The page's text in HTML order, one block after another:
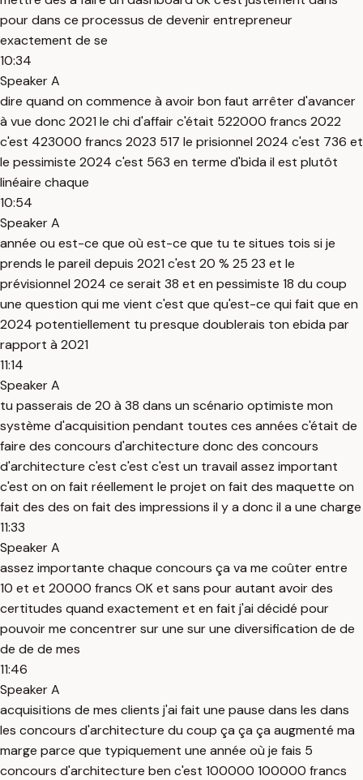
pour dans ce processus de devenir entrepreneur
exactement de se
10:34
Speaker A
dire quand on commence à avoir bon faut arrêter d'avancer
à vue donc 2021 le chi d'affair c'était 522000 francs 2022
c'est 423000 francs 2023 517 le prisionnel 2024 c'est 736 et
le pessimiste 2024 c'est 563 en terme d'bida il est plutôt
linéaire chaque
10:54
Speaker A
année ou est-ce que où est-ce que tu te situes tois si je
prends le pareil depuis 2021 c'est 20 % 25 23 et le
prévisionnel 2024 ce serait 38 et en pessimiste 18 du coup
une question qui me vient c'est que qu'est-ce qui fait que en
2024 potentiellement tu presque doublerais ton ebida par
rapport à 2021
11:14
Speaker A
tu passerais de 20 à 38 dans un scénario optimiste mon
système d'acquisition pendant toutes ces années c'était de
faire des concours d'architecture donc des concours
d'architecture c'est c'est c'est un travail assez important
c'est on on fait réellement le projet on fait des maquette on
fait des des on fait des impressions il y a donc il a une charge
11:33
Speaker A
assez importante chaque concours ça va me coûter entre
10 et et 20000 francs OK et sans pour autant avoir des
certitudes quand exactement et en fait j'ai décidé pour
pouvoir me concentrer sur une sur une diversification de de
de de de mes
11:46
Speaker A
acquisitions de mes clients j'ai fait une pause dans les dans
les concours d'architecture du coup ça ça ça augmenté ma
marge parce que typiquement une année où je fais 5
concours d'architecture ben c'est 100000 100000 francs